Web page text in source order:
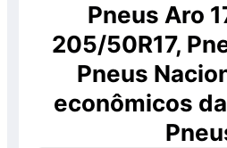
Pneus Aro
205/50R17,
Pneus
econômicos